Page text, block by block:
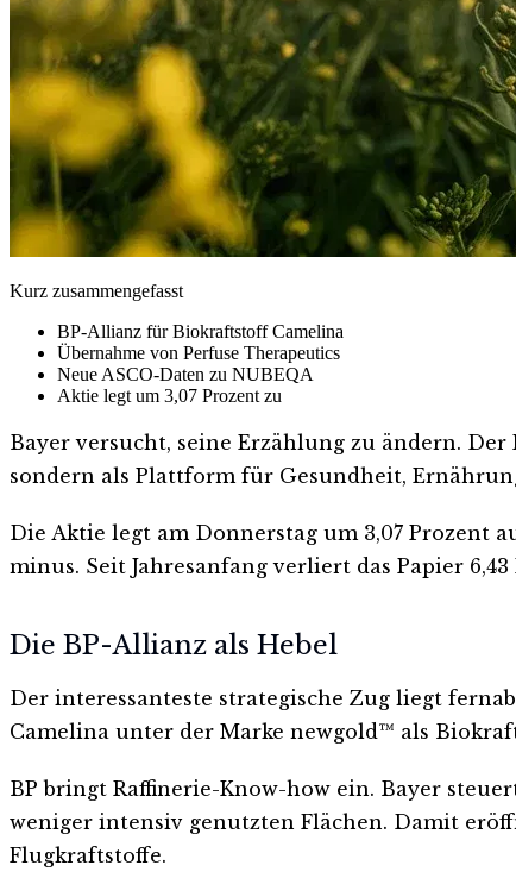
Kurz zusammengefasst
BP-Allianz für Biokraftstoff Camelina
Übernahme von Perfuse Therapeutics
Neue ASCO-Daten zu NUBEQA
Aktie legt um 3,07 Prozent zu
Bayer versucht, seine Erzählung zu ändern.
sondern als Plattform für Gesundheit,
Die Aktie legt am Donnerstag um 3,07 Prozent
minus. Seit Jahresanfang verliert das Papier 6,43
Die BP-Allianz als Hebel
Der interessanteste strategische Zug liegt
Camelina unter der Marke newgold™ als
BP bringt Raffinerie-Know-how ein. Bayer
weniger intensiv genutzten Flächen. Damit
Flugkraftstoffe.